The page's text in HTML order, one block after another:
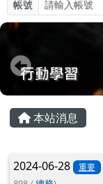
帳號
主內容區域
本站消息
文章列表
2024-06-28 重要
頁尾區域